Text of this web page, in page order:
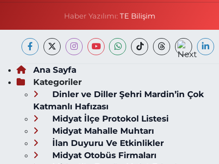
Haber Yazılımı: TE Bilişim
Ana Sayfa
Kategoriler
Dinler ve Diller Şehri Mardin’in Çok
Katmanlı Hafızası
Midyat İlçe Protokol Listesi
Midyat Mahalle Muhtarı
İlan Duyuru Ve Etkinlikler
Midyat Otobüs Firmaları